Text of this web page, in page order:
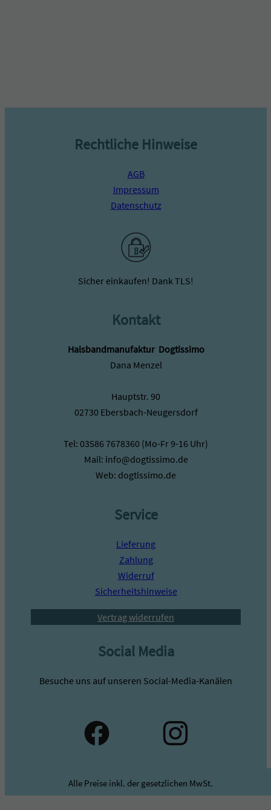
Rechtliche Hinweise
AGB
Impressum
Datenschutz
Sicher einkaufen! Dank TLS!
Kontakt
Halsbandmanufaktur ­ Dogtissimo
Dana Menzel
Hauptstr. 90
02730 Ebersbach-Neugersdorf
Tel: 03586 7678360 (Mo-Fr 9-16 Uhr)
Mail: info@dogtissimo.de
Web: dogtissimo.de
Service
Lieferung
Zahlung
Widerruf
Sicherheitshinweise
Vertrag widerrufen
Social Media
Besuche uns auf unseren Social-Media-Kanälen
Alle Preise inkl. der gesetzlichen MwSt.